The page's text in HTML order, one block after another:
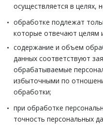
осуществляется в целях,
обработке подлежат
которые отвечают целям
содержание и объем
данных соответствуют
обрабатываемые
избыточными по
обработки;
при обработке
точность персональных